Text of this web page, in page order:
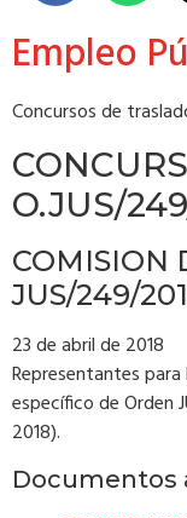
Empleo
Concursos de
O.JUS/
COMISION
JUS/249/
23 de abril de 2018
Representantes
específico de Orden
2018).
Documentos